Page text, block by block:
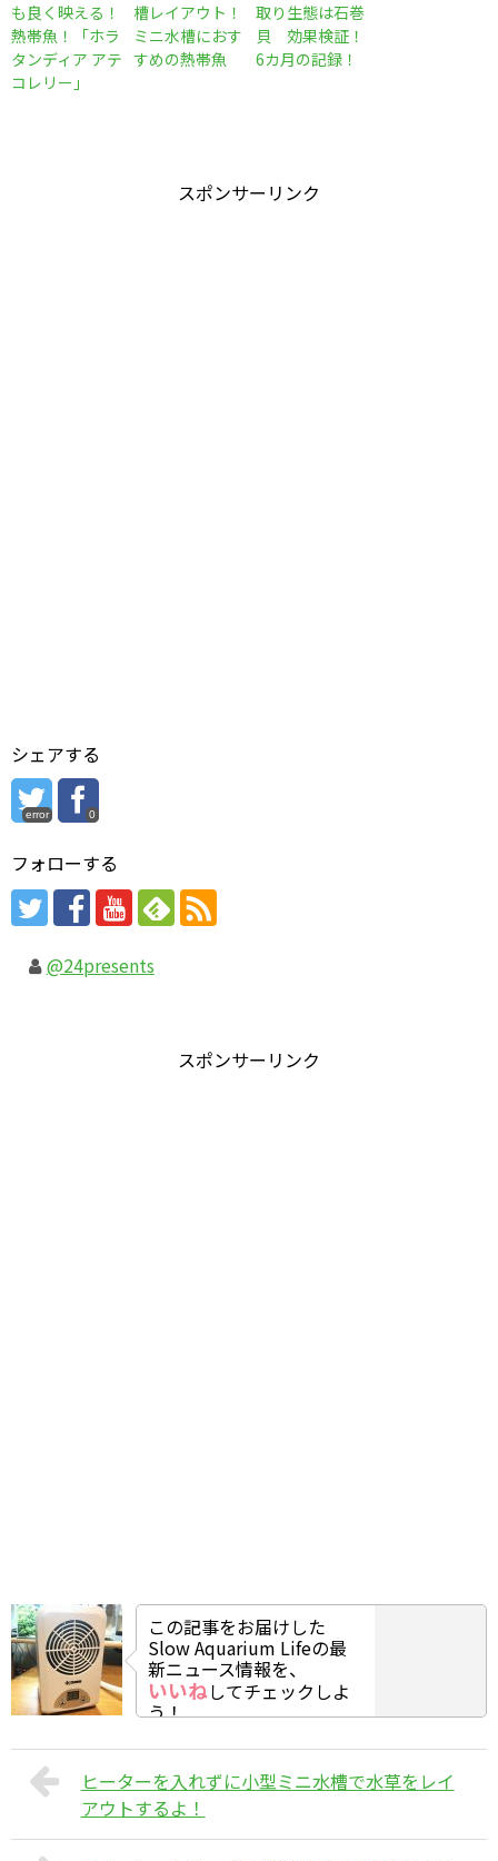
も良く映える！
熱帯魚！「ホラ
タンディア アテ
コレリー」
槽レイアウト！
ミニ水槽におす
すめの熱帯魚
取り生態は石巻
貝 効果検証！
6カ月の記録！
スポンサーリンク
シェアする
error 0
フォローする
@24presents
スポンサーリンク
この記事をお届けした
Slow Aquarium Lifeの最
新ニュース情報を、
いいねしてチェックしよ
う！
ヒーターを入れずに小型ミニ水槽で水草をレイ
アウトするよ！